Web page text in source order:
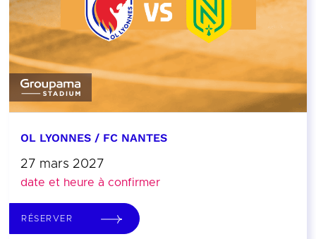
OL LYONNES / FC NANTES
27 mars 2027
date et heure à confirmer
RÉSERVER